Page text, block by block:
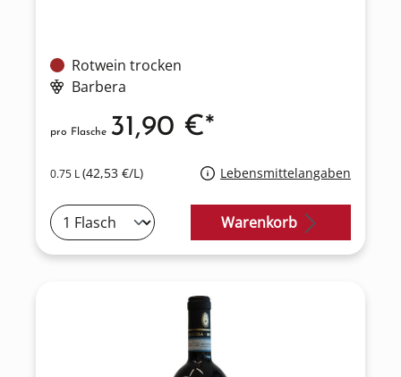
Rotwein trocken
Barbera
0.75 L(42,53 €/L) Lebensmittelangaben
pro Flasche 31,90 €*
Warenkorb